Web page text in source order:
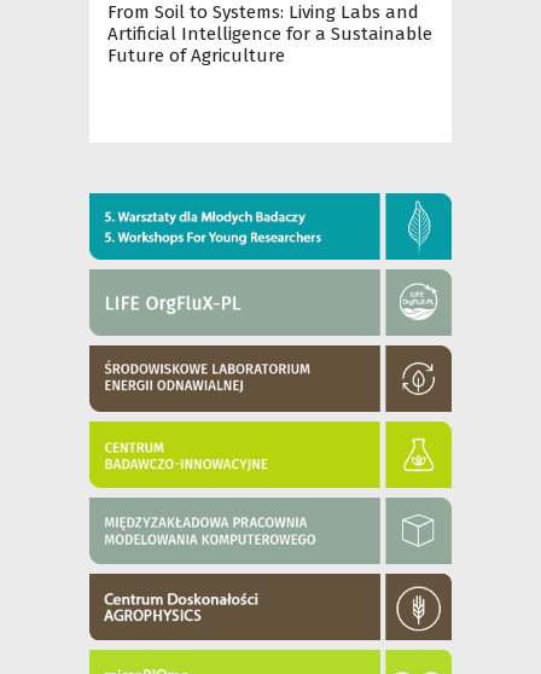
From Soil to Systems: Living Labs and
Artificial Intelligence for a Sustainable
Future of Agriculture